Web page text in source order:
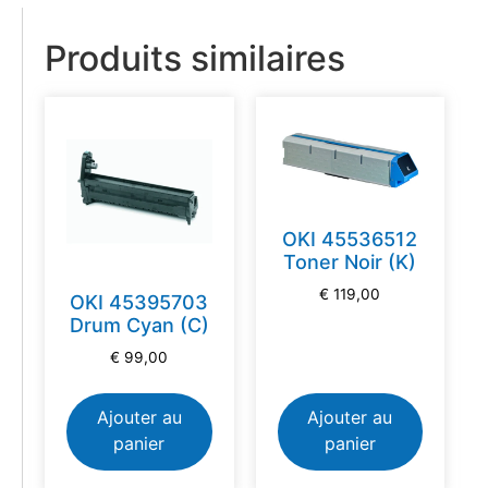
Produits similaires
OKI 45395703
Drum Cyan (C)
€ 99,00
Ajouter au
panier
OKI 45536512
Toner Noir (K)
€ 119,00
Ajouter au
panier